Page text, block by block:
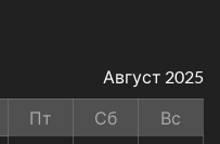
Август 2025
Пт Сб
Вс